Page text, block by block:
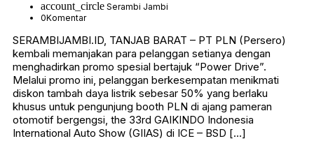
account_circle Serambi Jambi
0Komentar
SERAMBIJAMBI.ID, TANJAB BARAT – PT PLN (Persero)
kembali memanjakan para pelanggan setianya dengan
menghadirkan promo spesial bertajuk “Power Drive”.
Melalui promo ini, pelanggan berkesempatan menikmati
diskon tambah daya listrik sebesar 50% yang berlaku
khusus untuk pengunjung booth PLN di ajang pameran
otomotif bergengsi, the 33rd GAIKINDO Indonesia
International Auto Show (GIIAS) di ICE – BSD […]